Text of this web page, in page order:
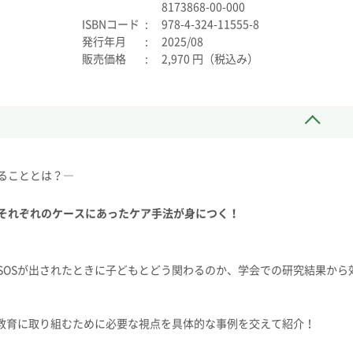
8173868-00-000
ISBNコード
978-4-324-11555-8
発行年月
2025/08
販売価格
2,970 円（税込み）
こととは？―
ぞれのケースにあったケア手法が身につく！
が出されたときに子どもとどう関わるのか、学会での研究結果から
育に取り組むために必要な視点を具体的な事例を交えて紹介！